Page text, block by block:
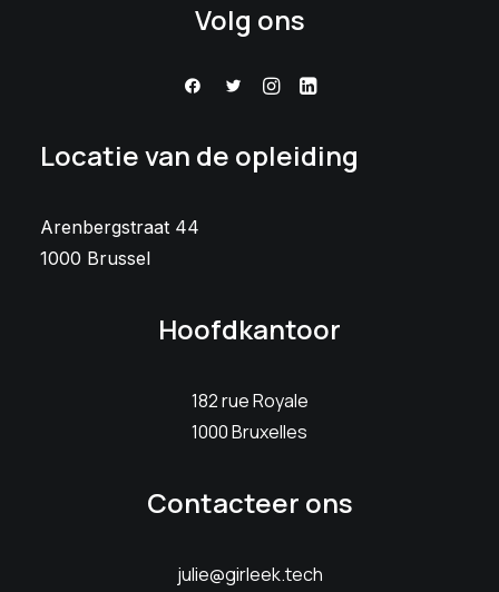
Volg ons
Locatie van de opleiding
Arenbergstraat 44
1000 Brussel
Hoofdkantoor
182 rue Royale
1000 Bruxelles
Contacteer ons
julie@girleek.tech